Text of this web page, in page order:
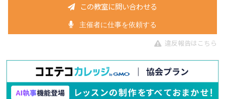
この教室に問い合わせる
主催者に仕事を依頼する
違反報告はこちら